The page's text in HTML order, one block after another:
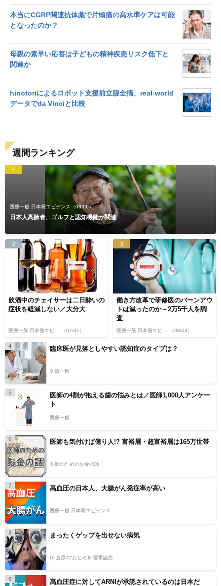
本当にCGRP関連抗体薬で片頭痛の高水準ケアは可能
となったのか？
母親の素早い応答は子どもの精神疾患リスク低下と
関連か
hinotoriによるロボット支援前立腺全摘、real-world
データでda Vinciと比較
週間ランキング
1
医療一般 日本発エビデンス （08/06）
日本人高齢者、ゴルフと認知機能が関連
2
飲酒中のチェイサーは二日酔いの
症状を軽減しない／大分大
（07/31）
3
働き方改革で研修医のバーンアウ
トは減ったのか～2万5千人を調
査
（08/04）
4 臨床医が見落としやすい認知症のタイプは？
医療一般
5
医師の4割が抱える歯の悩みとは／医師1,000人アンケー
ト
医療一般
6 医師も気付けば億り人!? 富裕層・超富裕層は165万世帯
医師のためのお金の話
7 高血圧の日本人、大腸がん発症率が高い
医療一般 日本発エビデンス
8 まったくゲップを出せない病気
Dr.倉原の“おどろき”医学論文
9
高血圧症に対してARNIが承認されているのは日本だ